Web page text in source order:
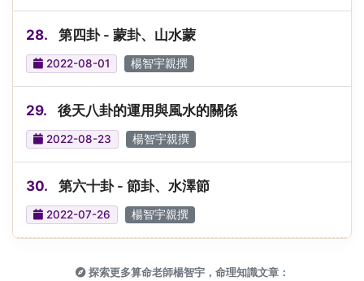
28. 第四卦 - 蒙卦、山水蒙
2022-08-01 楊智宇親撰
29. 後天八卦的運用與風水的關係
2022-08-23 楊智宇親撰
30. 第六十卦 - 節卦、水澤節
2022-07-26 楊智宇親撰
探索更多算命老師楊智宇，命理知識文章：